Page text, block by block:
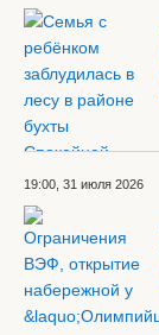
19:00, 31 июля 2026